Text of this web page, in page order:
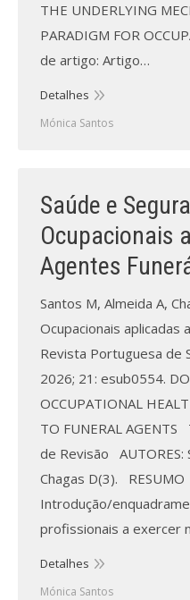
Ficha
THE UNDERLYING
PARADIGM FOR
de artigo: Artigo…
Detalhes
Mónica Santos
Saúde e
Ocupacionais
Agentes
Santos M, Almeida A,
Ocupacionais aplicadas
Revista Portuguesa de
2026; 21: esub0554.
OCCUPATIONAL
TO FUNERAL
de Revisão AUTORES:
Chagas D(3). RESUMO
Introdução/
profissionais a exercer
Detalhes
Mónica Santos